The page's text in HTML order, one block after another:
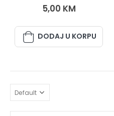
5,00 KM
DODAJ U KORPU